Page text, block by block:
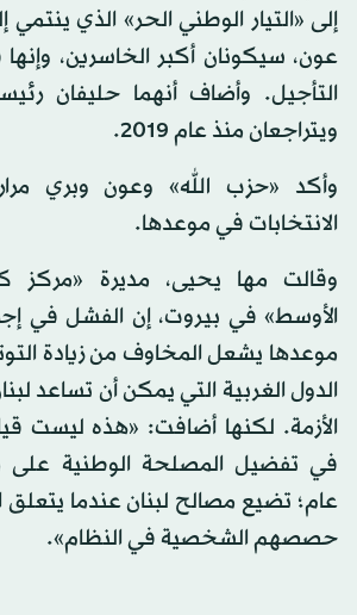
إلى «التيار الوطني الحر» الذي ينتمي
عون، سيكونان أكبر الخاسرين،
التأجيل. وأضاف أنهما حليفان
ويتراجعان منذ عام 2019.
وأكد «حزب الله» وعون وبري
الانتخابات في موعدها.
وقالت مها يحيى، مديرة «مركز
الأوسط» في بيروت، إن الفشل في
موعدها يشعل المخاوف من زيادة
الدول الغربية التي يمكن أن تساعد
الأزمة. لكنها أضافت: «هذه ليست
في تفضيل المصلحة الوطنية
عام؛ تضيع مصالح لبنان عندما يتعلق
حصصهم الشخصية في النظام».